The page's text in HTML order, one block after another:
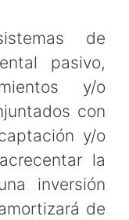
de
pasivo,
y/o
con
y/o
la
inversión
de